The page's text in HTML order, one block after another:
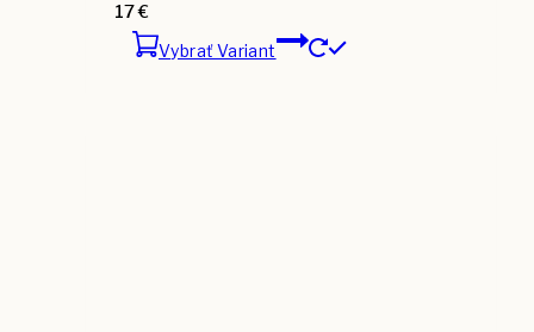
17€
Vybrať Variant